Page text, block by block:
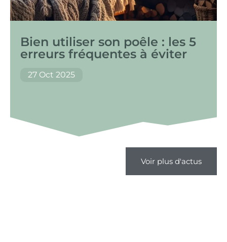
Bien utiliser son poêle : les 5
erreurs fréquentes à éviter
27 Oct 2025
Voir plus d'actus